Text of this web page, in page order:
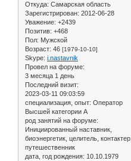
Откуда: Самарская область
Зарегистрирован: 2012-06-28
Уважение: +2439
Позитив: +468
Пол: Мужской
Возраст: 46 [1979-10-10]
Skype: i.nastavnik
Провел на форуме:
3 месяца 1 день
Последний визит:
2023-03-11 09:03:59
специализация, опыт: Оператор
Высшей категории А
род занятий на форуме:
Инициированный наставник,
биоэнергетик, целитель, контактер,
путешественник
дата, год рождения: 10.10.1979